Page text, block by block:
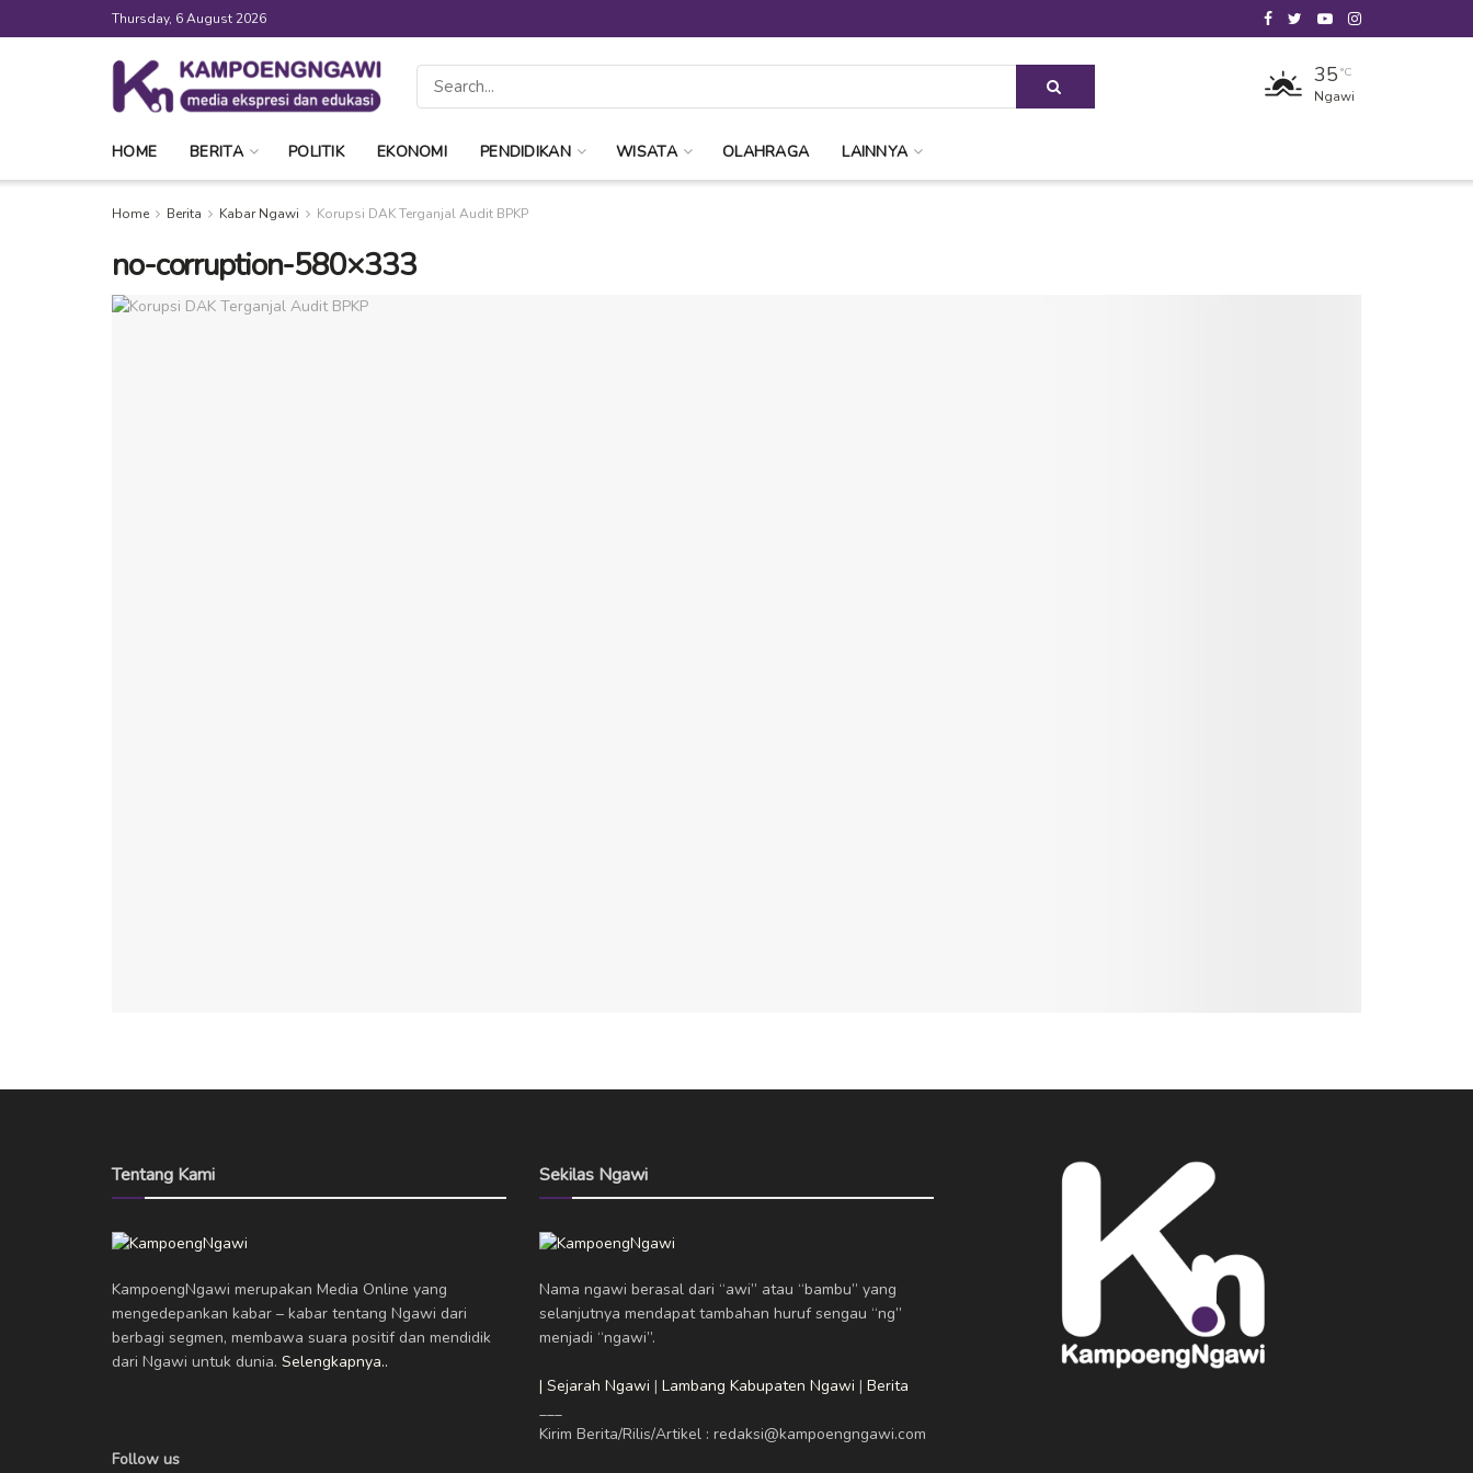
Thursday, 6 August 2026
35 °C
Ngawi
HOME BERITA POLITIK EKONOMI PENDIDIKAN WISATA OLAHRAGA LAINNYA
Home Berita Kabar Ngawi Korupsi DAK Terganjal Audit BPKP
no-corruption-580×333
Tentang Kami
KampoengNgawi merupakan Media Online yang
mengedepankan kabar – kabar tentang Ngawi dari
berbagi segmen, membawa suara positif dan mendidik
dari Ngawi untuk dunia. Selengkapnya..
Follow us
Sekilas Ngawi
Nama ngawi berasal dari “awi” atau “bambu” yang
selanjutnya mendapat tambahan huruf sengau “ng”
menjadi “ngawi”.
| Sejarah Ngawi | Lambang Kabupaten Ngawi | Berita
___
Kirim Berita/Rilis/Artikel : redaksi@kampoengngawi.com